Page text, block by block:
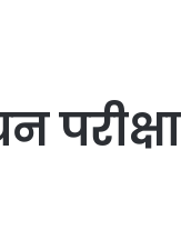
परीक्षा